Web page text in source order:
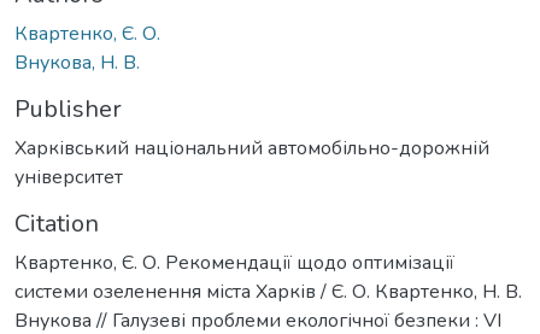
Квартенко, Є. О.
Внукова, Н. В.
Publisher
Харківський національний автомобільно-дорожній
університет
Citation
Квартенко, Є. О. Рекомендації щодо оптимізації
системи озеленення міста Харків / Є. О. Квартенко, Н. В.
Внукова // Галузеві проблеми екологічної безпеки : VI